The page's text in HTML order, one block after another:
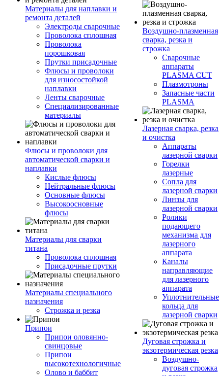
Материалы для наплавки и
ремонта деталей
Электроды сварочные
Проволока сплошная
Проволока
порошковая
Прутки присадочные
Флюсы и проволоки
для износостойкой
наплавки
Ленты сварочные
Специализированные
материалы
Флюсы и проволоки для
автоматической сварки и
наплавки
Кислые флюсы
Нейтральные флюсы
Основные флюсы
Высокоосновные
флюсы
Материалы для сварки
титана
Проволока сплошная
Присадочные прутки
Материалы специального
назначения
Строжка и резка
Припои
Припои оловянно-
свинцовые
Припои
высокотехнологичные
Олово и баббит
Воздушно-плазменная
сварка, резка и
строжка
Сварочные
аппараты
PLASMA CUT
Плазмотроны
Запасные части
PLASMA
Лазерная сварка, резка
и очистка
Аппараты
лазерной сварки
Горелки
лазерные
Сопла для
лазерной сварки
Линзы для
лазерной сварки
Ролики
подающего
механизма для
лазерного
аппарата
Каналы
направляющие
для лазерного
аппарата
Уплотнительные
кольца для
лазерной сварки
Дуговая строжка и
экзотермическая резка
Воздушно-
дуговая строжка